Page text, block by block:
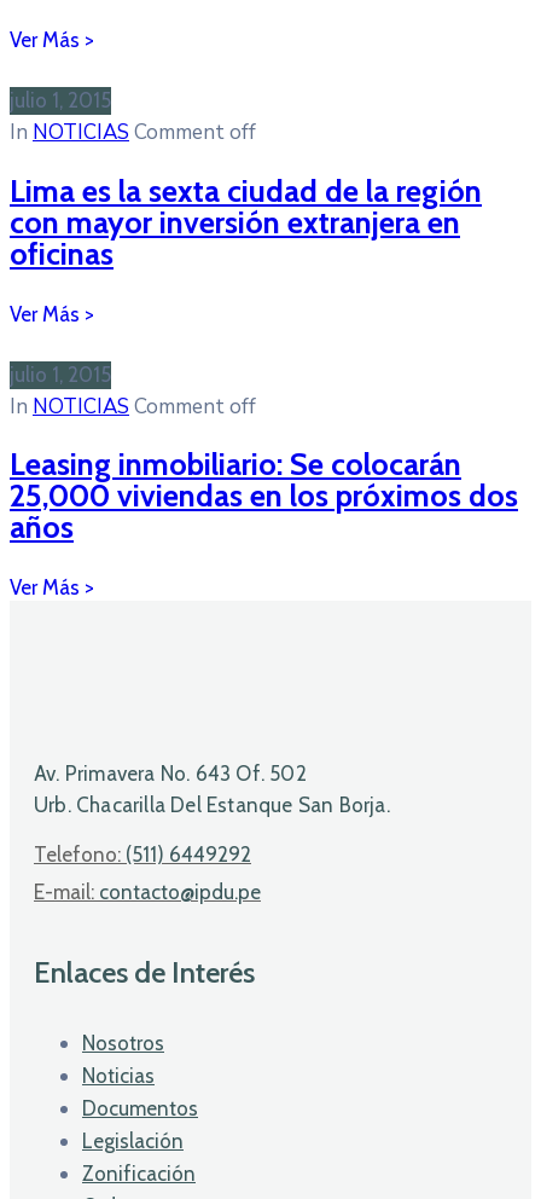
julio 1, 2015
In NOTICIAS Comment off
Lima es la sexta ciudad de la región
con mayor inversión extranjera en
oficinas
julio 1, 2015
In NOTICIAS Comment off
Leasing inmobiliario: Se colocarán
25,000 viviendas en los próximos dos
años
Av. Primavera No. 643 Of. 502
Urb. Chacarilla Del Estanque San Borja.
Telefono: (511) 6449292
E-mail: contacto@ipdu.pe
Enlaces de Interés
Nosotros
Noticias
Documentos
Legislación
Zonificación